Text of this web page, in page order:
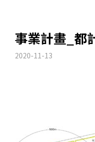
事業計畫_都
2020-11-13